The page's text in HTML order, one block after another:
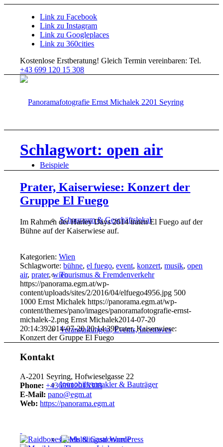
Link zu Facebook
Link zu Instagram
Link zu Googleplaces
Link zu 360cities
Kostenlose Erstberatung! Gleich Termin vereinbaren: Tel.
+43 699 120 15 308
Beispiele
Schauraum & Geschäftslokal
Tourismus & Fremdenverkehr
Veranstaltungen, Events, Incentives
Immobilienmakler & Bauträger
Hotels & Gastronomie
Schlagwort: open air
Prater, Kaiserwiese: Konzert der
Gruppe El Fuego
Im Rahmen der Harley Days 2014 traten El Fuego auf der
Bühne auf der Kaiserwiese auf.
Kategorien:Wien
Schlagworte:bühne,el fuego,event,konzert,musik,open
air,prater,wien
https://panorama.egm.at/wp-
content/uploads/sites/2/2016/04/elfuego4956.jpg 500
1000 Ernst Michalek https://panorama.egm.at/wp-
content/themes/pano/images/panoramafotografie-ernst-
michalek-2.png Ernst Michalek2014-07-20
20:14:392014-07-20 20:14:39Prater, Kaiserwiese:
Konzert der Gruppe El Fuego
Kontakt
A-2201 Seyring, Hofwieselgasse 22
Phone: +4369912015308
E-Mail: pano@egm.at
Web: https://panorama.egm.at